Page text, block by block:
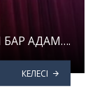
АДАМ….
КЕЛЕСІ